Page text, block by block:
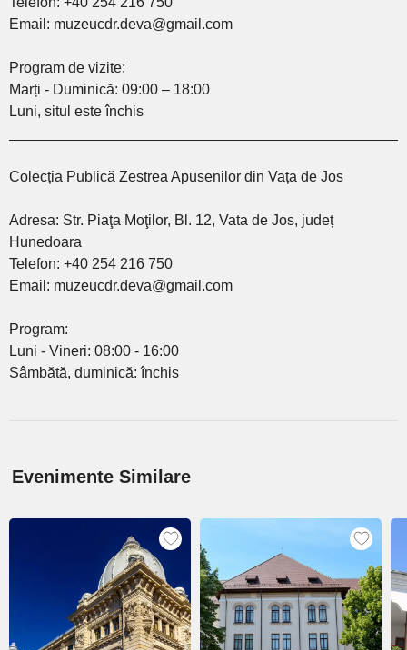
Email: muzeucdr.deva@gmail.com
Program de vizite:
Marți - Duminică: 09:00 – 18:00
Luni, situl este închis
Colecția Publică Zestrea Apusenilor din Vața de Jos
Adresa: Str. Piaţa Moţilor, Bl. 12, Vata de Jos, județ
Hunedoara
Telefon: +40 254 216 750
Email: muzeucdr.deva@gmail.com
Program:
Luni - Vineri: 08:00 - 16:00
Sâmbătă, duminică: închis
Evenimente Similare